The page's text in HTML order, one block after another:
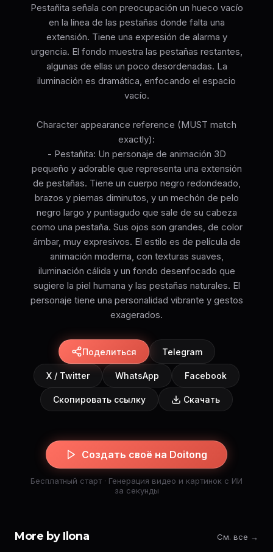
Pestañita señala con preocupación un hueco vacío
en la línea de las pestañas donde falta una
extensión. Tiene una expresión de alarma y
urgencia. El fondo muestra las pestañas restantes,
algunas de ellas un poco desordenadas. La
iluminación es dramática, enfocando el espacio
vacío.
Character appearance reference (MUST match
exactly):
- Pestañita: Un personaje de animación 3D
pequeño y adorable que representa una extensión
de pestañas. Tiene un cuerpo negro redondeado,
brazos y piernas diminutos, y un mechón de pelo
negro largo y puntiagudo que sale de su cabeza
como una pestaña. Sus ojos son grandes, de color
ámbar, muy expresivos. El estilo es de película de
animación moderna, con texturas suaves,
iluminación cálida y un fondo desenfocado que
sugiere la piel humana y las pestañas naturales. El
personaje tiene una personalidad vibrante y gestos
exagerados.
Поделиться Telegram
X / Twitter WhatsApp Facebook
Скопировать ссылку Скачать
Создать своё на Doitong
Бесплатный старт · Генерация видео и картинок с ИИ
за секунды
More by Ilona См. все →